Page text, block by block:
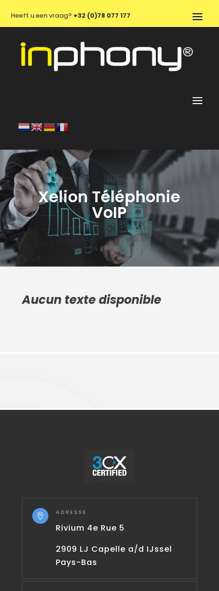
Heeft u een vraag? +32 (0)78 077 177
Xelion Téléphonie
VoIP
Aucun texte disponible
 ADRESSE
Rivium 4e Rue 5
2909 LJ Capelle a/d IJssel
Pays-Bas